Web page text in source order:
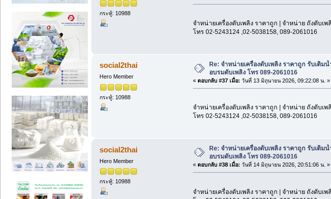
กระทู้: 10988
จำหน่ายเครื่องดับเพลิง ราคาถูก | จำหน่าย ถังดับเ
โทร 02-5243124 ,02-5038158, 089-2061016
social2thai
Hero Member
กระทู้: 10988
Re: จำหน่ายเครื่องดับเพลิง ราคาถูก รับเติม
อบรมดับเพลิง โทร 089-2061016
« ตอบกลับ #37 เมื่อ: วันที่ 13 มิถุนายน 2026, 09:22:08 น. »
จำหน่ายเครื่องดับเพลิง ราคาถูก | จำหน่าย ถังดับเ
โทร 02-5243124 ,02-5038158, 089-2061016
social2thai
Hero Member
กระทู้: 10988
Re: จำหน่ายเครื่องดับเพลิง ราคาถูก รับเติม
อบรมดับเพลิง โทร 089-2061016
« ตอบกลับ #38 เมื่อ: วันที่ 14 มิถุนายน 2026, 20:51:06 น. »
จำหน่ายเครื่องดับเพลิง ราคาถูก | จำหน่าย ถังดับเ